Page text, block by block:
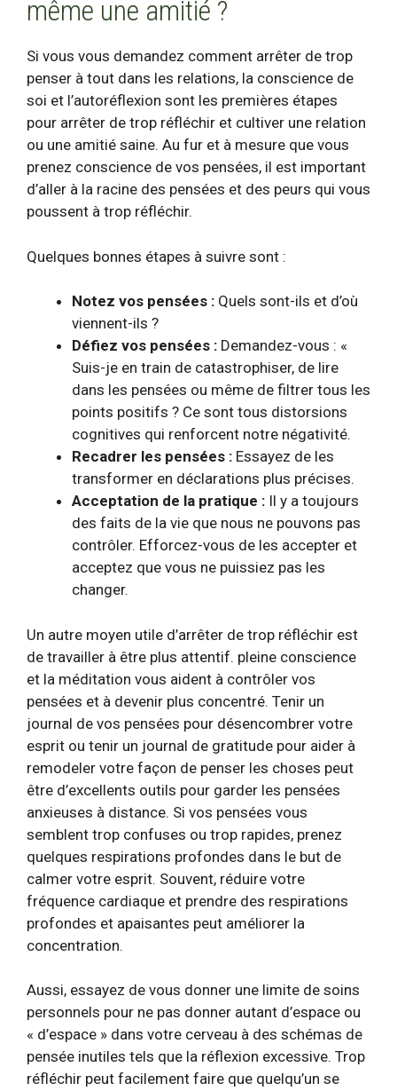
même une amitié ?
Si vous vous demandez comment arrêter de trop
penser à tout dans les relations, la conscience de
soi et l’autoréflexion sont les premières étapes
pour arrêter de trop réfléchir et cultiver une relation
ou une amitié saine. Au fur et à mesure que vous
prenez conscience de vos pensées, il est important
d’aller à la racine des pensées et des peurs qui vous
poussent à trop réfléchir.
Quelques bonnes étapes à suivre sont :
Notez vos pensées : Quels sont-ils et d’où
viennent-ils ?
Défiez vos pensées : Demandez-vous : «
Suis-je en train de catastrophiser, de lire
dans les pensées ou même de filtrer tous les
points positifs ? Ce sont tous distorsions
cognitives qui renforcent notre négativité.
Recadrer les pensées : Essayez de les
transformer en déclarations plus précises.
Acceptation de la pratique : Il y a toujours
des faits de la vie que nous ne pouvons pas
contrôler. Efforcez-vous de les accepter et
acceptez que vous ne puissiez pas les
changer.
Un autre moyen utile d’arrêter de trop réfléchir est
de travailler à être plus attentif. pleine conscience
et la méditation vous aident à contrôler vos
pensées et à devenir plus concentré. Tenir un
journal de vos pensées pour désencombrer votre
esprit ou tenir un journal de gratitude pour aider à
remodeler votre façon de penser les choses peut
être d’excellents outils pour garder les pensées
anxieuses à distance. Si vos pensées vous
semblent trop confuses ou trop rapides, prenez
quelques respirations profondes dans le but de
calmer votre esprit. Souvent, réduire votre
fréquence cardiaque et prendre des respirations
profondes et apaisantes peut améliorer la
concentration.
Aussi, essayez de vous donner une limite de soins
personnels pour ne pas donner autant d’espace ou
« d’espace » dans votre cerveau à des schémas de
pensée inutiles tels que la réflexion excessive. Trop
réfléchir peut facilement faire que quelqu’un se